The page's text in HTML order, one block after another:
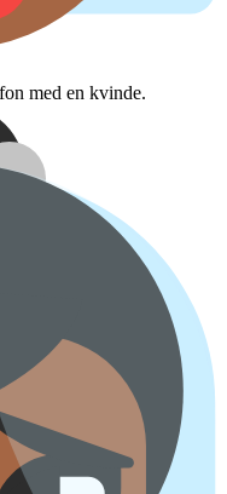
med en kvinde.